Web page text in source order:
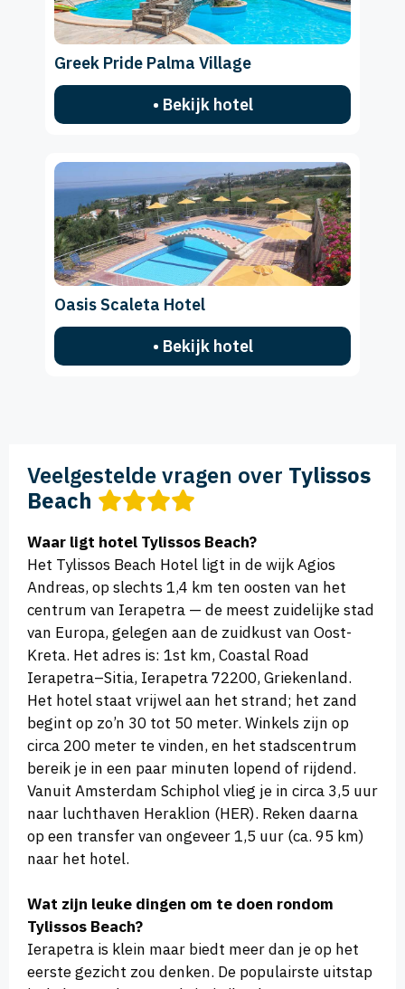
Greek Pride Palma Village
• Bekijk hotel
Oasis Scaleta Hotel
• Bekijk hotel
Veelgestelde vragen over Tylissos
Beach
Waar ligt hotel Tylissos Beach?
Het Tylissos Beach Hotel ligt in de wijk Agios
Andreas, op slechts 1,4 km ten oosten van het
centrum van Ierapetra — de meest zuidelijke stad
van Europa, gelegen aan de zuidkust van Oost-
Kreta. Het adres is: 1st km, Coastal Road
Ierapetra–Sitia, Ierapetra 72200, Griekenland.
Het hotel staat vrijwel aan het strand; het zand
begint op zo’n 30 tot 50 meter. Winkels zijn op
circa 200 meter te vinden, en het stadscentrum
bereik je in een paar minuten lopend of rijdend.
Vanuit Amsterdam Schiphol vlieg je in circa 3,5 uur
naar luchthaven Heraklion (HER). Reken daarna
op een transfer van ongeveer 1,5 uur (ca. 95 km)
naar het hotel.
Wat zijn leuke dingen om te doen rondom
Tylissos Beach?
Ierapetra is klein maar biedt meer dan je op het
eerste gezicht zou denken. De populairste uitstap